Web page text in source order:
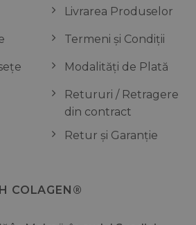
Livrarea Produselor
Termeni și Condiții
Modalități de Plată
Retururi / Retragere
din contract
Retur și Garanție
COLAGEN®